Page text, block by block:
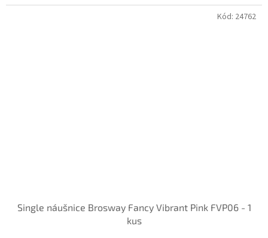
Single náušnice Brosway Fancy Vibrant Pink FVP06 - 1
kus
Kód: 24762